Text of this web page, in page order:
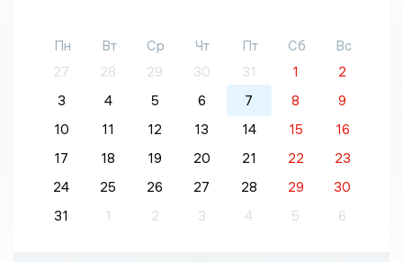
Пн Вт Ср Чт Пт Сб
Вс
27
28 29 30 31 1
2
3
4 5 6 7 8
9
10
11 12 13 14 15
16
17
18 19 20 21 22
23
24
25 26 27 28 29
30
31
1 2 3 4 5 6